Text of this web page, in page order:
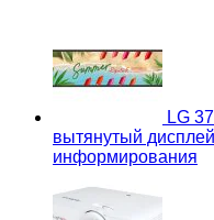
LG
вытянутый
информирования